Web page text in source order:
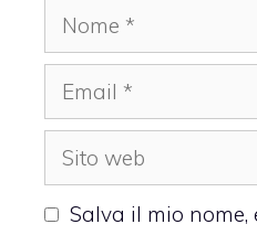
Nome
Email
Sito
web
Salva il mio